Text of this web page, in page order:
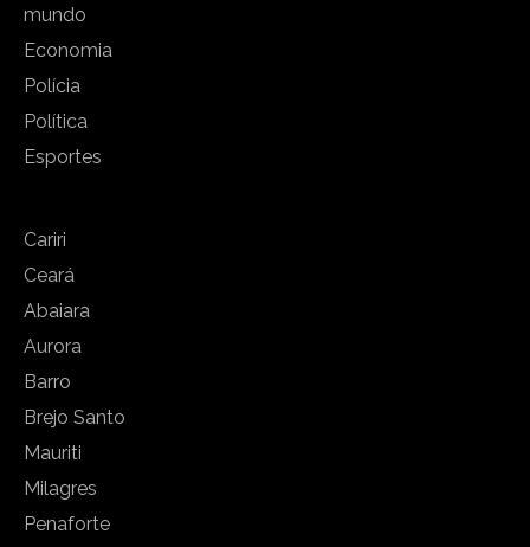
mundo
Economia
Polícia
Política
Esportes
Cariri
Ceará
Abaiara
Aurora
Barro
Brejo Santo
Mauriti
Milagres
Penaforte